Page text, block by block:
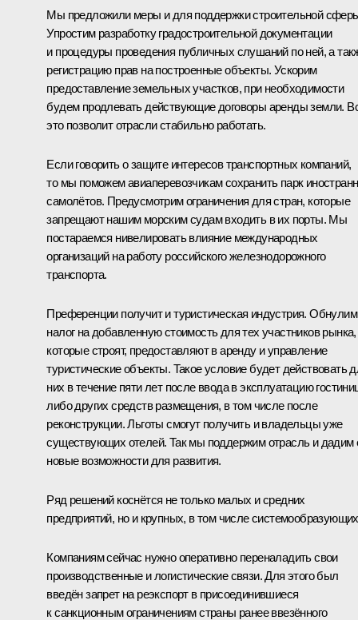
Мы предложили меры и для поддержки строительной
Упростим разработку градостроительной документации
и процедуры проведения публичных слушаний по ней, а
регистрацию прав на построенные объекты. Ускорим
предоставление земельных участков, при необходимости
будем продлевать действующие договоры аренды земли.
это позволит отрасли стабильно работать.
Если говорить о защите интересов транспортных компаний,
то мы поможем авиаперевозчикам сохранить парк
самолётов. Предусмотрим ограничения для стран, которые
запрещают нашим морским судам входить в их порты. Мы
постараемся нивелировать влияние международных
организаций на работу российского железнодорожного
транспорта.
Преференции получит и туристическая индустрия. Обнулим
налог на добавленную стоимость для тех участников рынка,
которые строят, предоставляют в аренду и управление
туристические объекты. Такое условие будет действовать
них в течение пяти лет после ввода в эксплуатацию
либо других средств размещения, в том числе после
реконструкции. Льготы смогут получить и владельцы уже
существующих отелей. Так мы поддержим отрасль и дадим
новые возможности для развития.
Ряд решений коснётся не только малых и средних
предприятий, но и крупных, в том числе
Компаниям сейчас нужно оперативно переналадить свои
производственные и логистические связи. Для этого был
введён запрет на реэкспорт в присоединившиеся
к санкционным ограничениям страны ранее ввезённого